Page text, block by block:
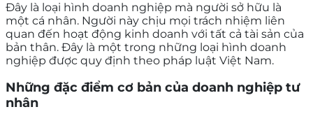
Đây là loại hình doanh nghiệp mà người sở hữu là
một cá nhân. Người này chịu mọi trách nhiệm liên
quan đến hoạt động kinh doanh với tất cả tài sản của
bản thân. Đây là một trong những loại hình doanh
nghiệp được quy định theo pháp luật Việt Nam.
Những đặc điểm cơ bản của doanh nghiệp tư
nhân